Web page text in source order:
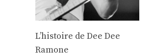
Lʼhistoire de Dee Dee
Ramone